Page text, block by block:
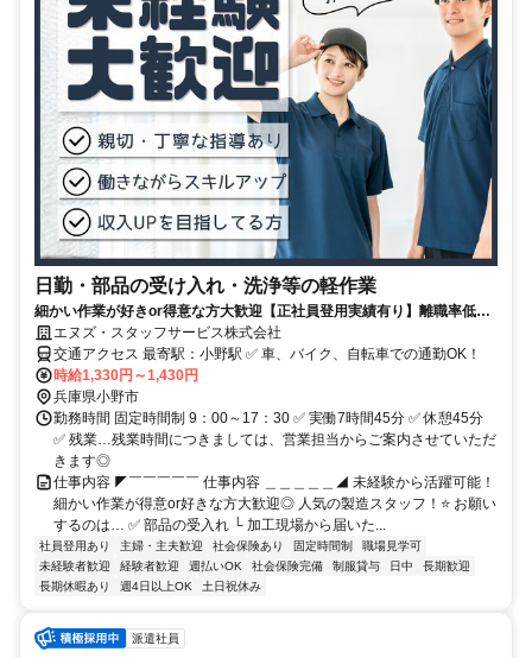
日勤・部品の受け入れ・洗浄等の軽作業
細かい作業が好きor得意な方大歓迎【正社員登用実績有り】離職率低め
◎月収例23万円以上！／土日祝休み／長期休暇有り／空調完備／主婦
(夫)さん活躍中♪
エヌズ・スタッフサービス株式会社
交通アクセス 最寄駅：小野駅 ✅ 車、バイク、自転車での通勤OK！
時給1,330円～1,430円
兵庫県小野市
勤務時間 固定時間制 9：00～17：30 ✅ 実働7時間45分 ✅ 休憩45分
✅ 残業…残業時間につきましては、営業担当からご案内させていただ
きます◎
仕事内容 ◤￣￣￣￣￣ 仕事内容 ＿＿＿＿＿◢ 未経験から活躍可能！
細かい作業が得意or好きな方大歓迎◎ 人気の製造スタッフ！⭐ お願い
するのは… ✅ 部品の受入れ └ 加工現場から届いた...
社員登用あり 主婦・主夫歓迎 社会保険あり 固定時間制
職場見学可
未経験者歓迎
経験者歓迎 週払いOK 社会保険完備 制服貸与 日中
長期歓迎
長期休暇あり
週4日以上OK 土日祝休み
派遣社員